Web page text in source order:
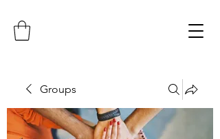
Groups